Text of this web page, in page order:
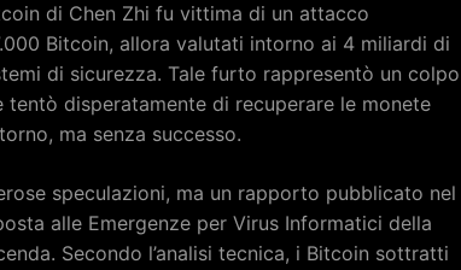
di Chen Zhi fu vittima di un attacco
Bitcoin, allora valutati intorno ai 4 miliardi di
di sicurezza. Tale furto rappresentò un colpo
disperatamente di recuperare le monete
ma senza successo.
speculazioni, ma un rapporto pubblicato nel
alle Emergenze per Virus Informatici della
Secondo l’analisi tecnica, i Bitcoin sottratti